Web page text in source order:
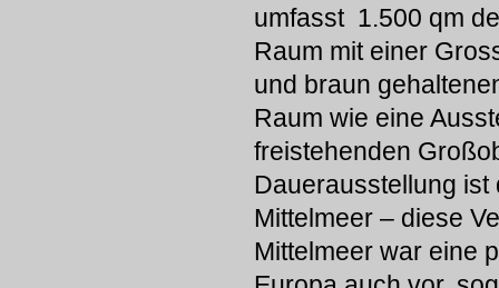
umfasst 1.500 qm
Raum mit einer
und braun
Raum wie eine
freistehenden
Dauerausstellung
Mittelmeer – diese
Mittelmeer war eine